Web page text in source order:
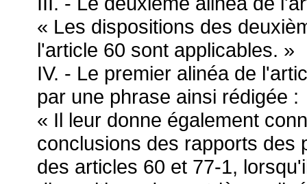
« Les dispositions des
l'article 60 sont applicables. »
IV. - Le premier alinéa de
par une phrase ainsi rédigée :
« Il leur donne également
conclusions des rapports des
des articles 60 et 77-1,